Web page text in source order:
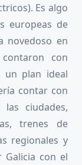
Es algo
europeas de
novedoso en
con
un plan ideal
contar con
ciudades,
trenes de
regionales y
con el